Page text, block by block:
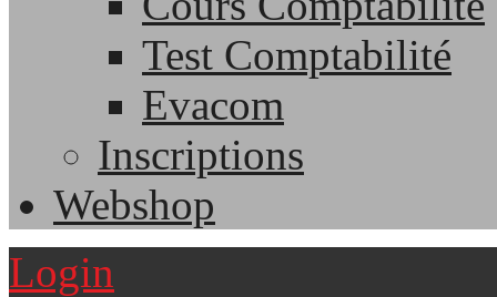
Test Comptabilité
Evacom
Inscriptions
Webshop
Login